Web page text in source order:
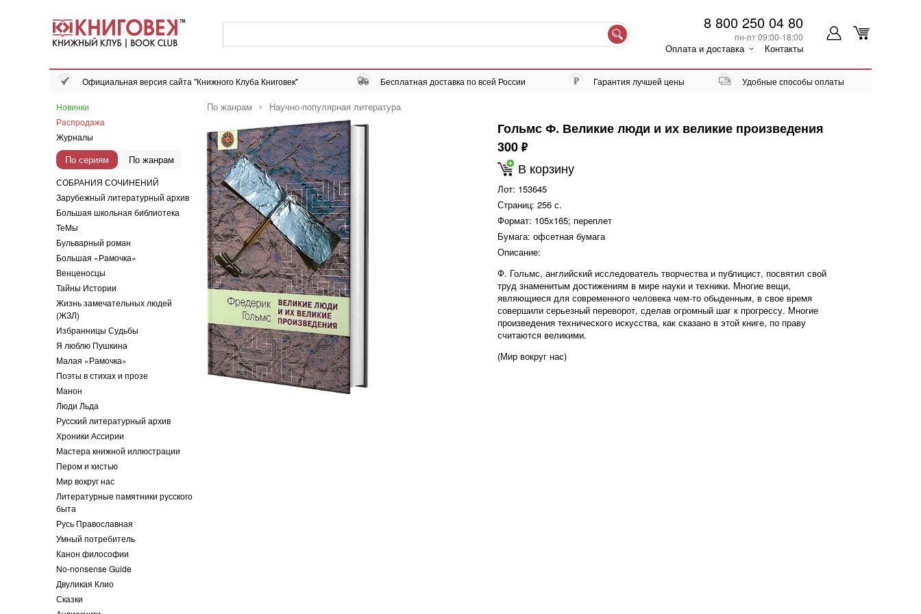
8 800 250 04 80
пн-пт 09:00-18:00
Оплата и доставка Контакты
Официальная версия сайта "Книжного Клуба Книговек" Бесплатная доставка по всей России Гарантия лучшей цены Удобные способы оплаты
Новинки
Распродажа
Журналы
По сериям По жанрам
СОБРАНИЯ СОЧИНЕНИЙ
Зарубежный литературный архив
Большая школьная библиотека
ТеМы
Бульварный роман
Большая «Рамочка»
Венценосцы
Тайны Истории
Жизнь замечательных людей
(ЖЗЛ)
Избранницы Судьбы
Я люблю Пушкина
Малая «Рамочка»
Поэты в стихах и прозе
Манон
Люди Льда
Русский литературный архив
Хроники Ассирии
Мастера книжной иллюстрации
Пером и кистью
Мир вокруг нас
Литературные памятники русского
быта
Русь Православная
Умный потребитель
Канон философии
No-nonsense Guide
Двуликая Клио
Сказки
По жанрам Научно-популярная литература
Гольмс Ф. Великие люди и их великие произведения
300 ф
В корзину
Лот: 153645
Страниц: 256 с.
Формат: 105х165; переплет
Бумага: офсетная бумага
Описание:
Ф. Гольмс, английский исследователь творчества и публицист, посвятил свой
труд знаменитым достижениям в мире науки и техники. Многие вещи,
являющиеся для современного человека чем-то обыденным, в свое время
совершили серьезный переворот, сделав огромный шаг к прогрессу. Многие
произведения технического искусства, как сказано в этой книге, по праву
считаются великими.
(Мир вокруг нас)